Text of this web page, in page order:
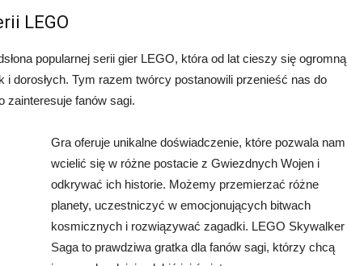
LEGO
popularnej serii gier LEGO, która od lat cieszy się ogromną
i dorosłych. Tym razem twórcy postanowili przenieść nas do
zainteresuje fanów sagi.
Gra oferuje unikalne doświadczenie, które pozwala nam
wcielić się w różne postacie z Gwiezdnych Wojen i
odkrywać ich historie. Możemy przemierzać różne
planety, uczestniczyć w emocjonujących bitwach
kosmicznych i rozwiązywać zagadki. LEGO Skywalker
Saga to prawdziwa gratka dla fanów sagi, którzy chcą